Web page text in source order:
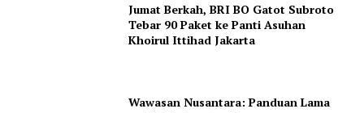
Jumat Berkah, BRI BO Gatot Subroto
Tebar 90 Paket ke Panti Asuhan
Khoirul Ittihad Jakarta
Wawasan Nusantara: Panduan Lama